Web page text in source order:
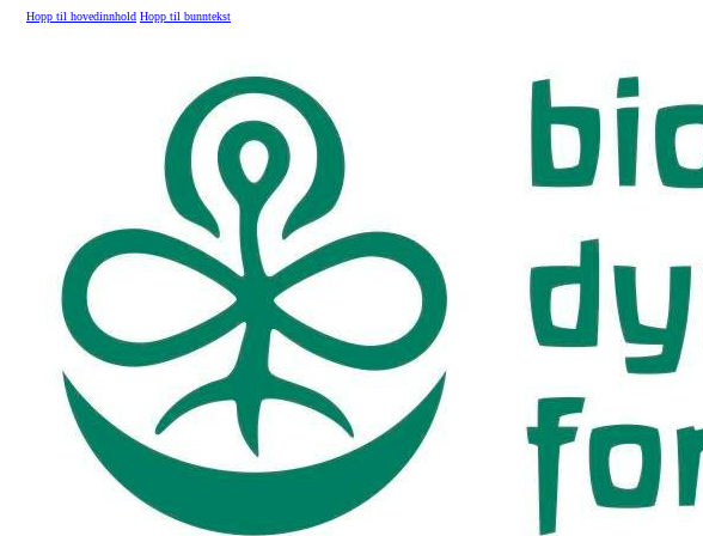
Hopp til hovedinnhold Hopp til bunntekst